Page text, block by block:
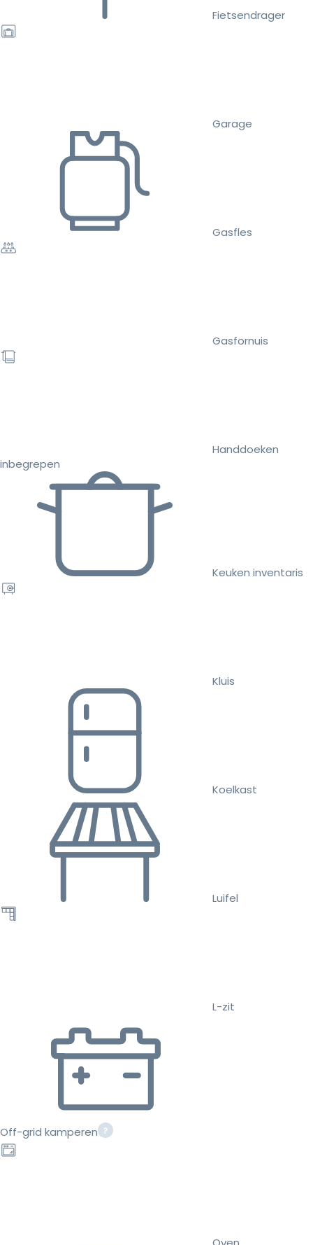
Fietsendrager
Garage
Gasfles
Gasfornuis
Handdoeken
inbegrepen
Keuken inventaris
Kluis
Koelkast
Luifel
L-zit
Off-grid kamperen